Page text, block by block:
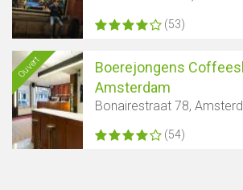
(53)
Ouvert
Boerejongens
Amsterdam
Bonairestraat 78,
(54)